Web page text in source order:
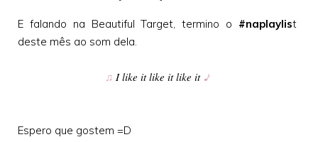
E falando na Beautiful Target, termino o #naplaylist
deste mês ao som dela.
♫ I like it like it like it ♪
Espero que gostem =D